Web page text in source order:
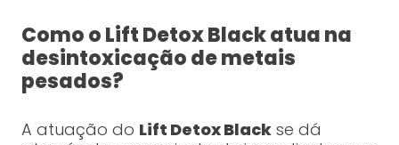
Como o Lift Detox Black atua na
desintoxicação de metais
pesados?
A atuação do Lift Detox Blackse dá